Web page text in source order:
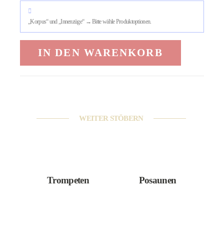
„Korpus“ und „Innenzüge“→Bitte wähle Produktoptionen.
IN DEN WARENKORB
WEITER STÖBERN
Trompeten Posaunen